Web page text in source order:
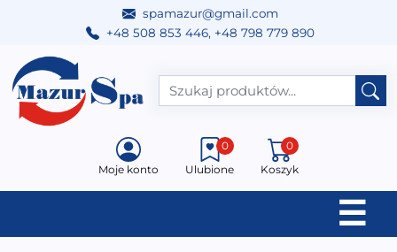
spamazur@gmail.com
+48 508 853 446, +48 798 779 890
Przejdź do treści
Main Navigation
Moje konto Ulubione
0
Koszyk
0
☰